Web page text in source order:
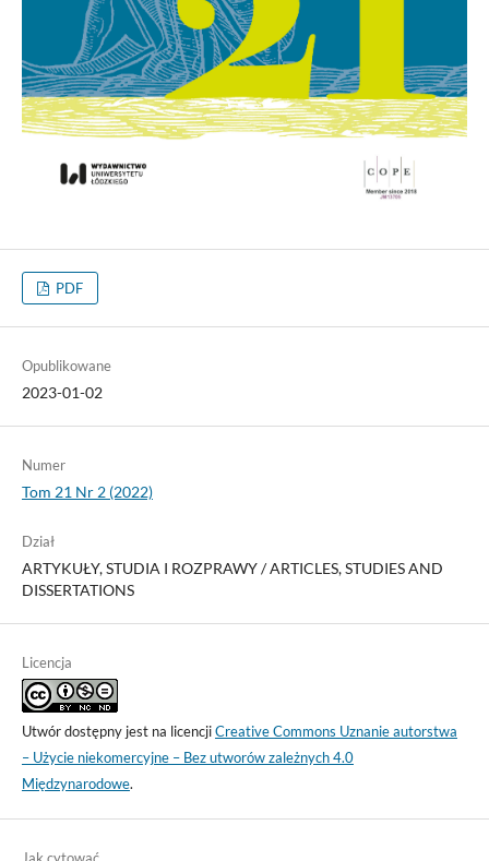
PDF
Opublikowane
2023-01-02
Numer
Tom 21 Nr 2 (2022)
Dział
ARTYKUŁY, STUDIA I ROZPRAWY / ARTICLES, STUDIES AND
DISSERTATIONS
Licencja
Utwór dostępny jest na licencjiCreative Commons Uznanie autorstwa
– Użycie niekomercyjne – Bez utworów zależnych 4.0
Międzynarodowe.